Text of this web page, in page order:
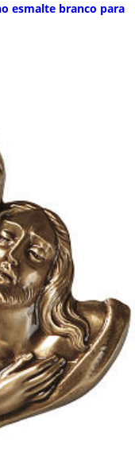
esmalte branco para